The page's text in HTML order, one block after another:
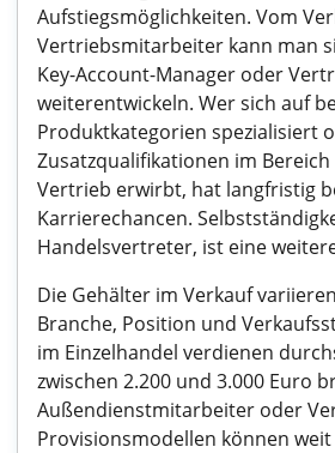
Aufstiegsmöglichkeiten. Vom
Vertriebsmitarbeiter kann man
Key-Account-Manager oder
weiterentwickeln. Wer sich auf
Produktkategorien spezialisiert
Zusatzqualifikationen im
Vertrieb erwirbt, hat langfristig
Karrierechancen.
Handelsvertreter, ist eine
Die Gehälter im Verkauf
Branche, Position und
im Einzelhandel verdienen
zwischen 2.200 und 3.000 Euro
Außendienstmitarbeiter oder
Provisionsmodellen können